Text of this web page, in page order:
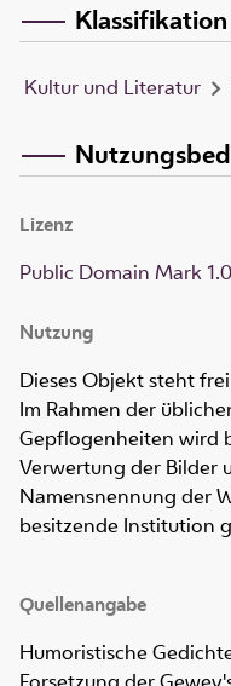
Klassifikation
Kultur und Literatur
Lizenz
Public Domain Mark 1.0
Nutzung
Dieses Objekt steht
Im Rahmen der
Gepflogenheiten wird
Verwertung der Bilder
Namensnennung der
besitzende Institution
Quellenangabe
Humoristische